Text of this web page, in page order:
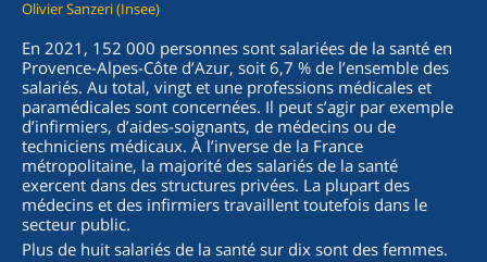
Olivier Sanzeri (Insee)
En 2021, 152 000 personnes sont salariées de la santé en
Provence-Alpes-Côte d’Azur, soit 6,7 % de l’ensemble des
salariés. Au total, vingt et une professions médicales et
paramédicales sont concernées. Il peut s’agir par exemple
d’infirmiers, d’aides-soignants, de médecins ou de
techniciens médicaux. À l’inverse de la France
métropolitaine, la majorité des salariés de la santé
exercent dans des structures privées. La plupart des
médecins et des infirmiers travaillent toutefois dans le
secteur public.
Plus de huit salariés de la santé sur dix sont des femmes.